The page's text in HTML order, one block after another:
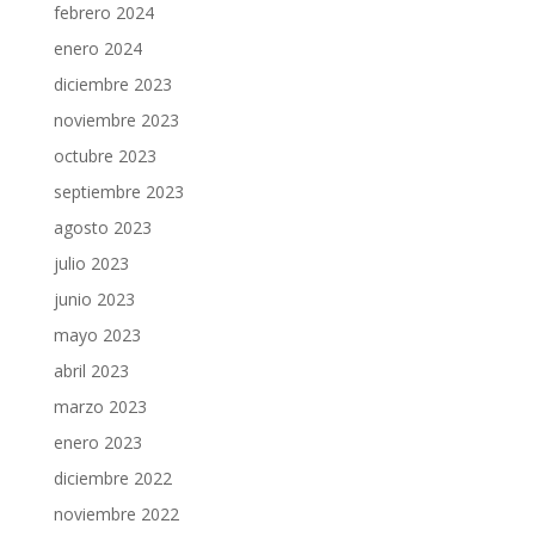
febrero 2024
enero 2024
diciembre 2023
noviembre 2023
octubre 2023
septiembre 2023
agosto 2023
julio 2023
junio 2023
mayo 2023
abril 2023
marzo 2023
enero 2023
diciembre 2022
noviembre 2022